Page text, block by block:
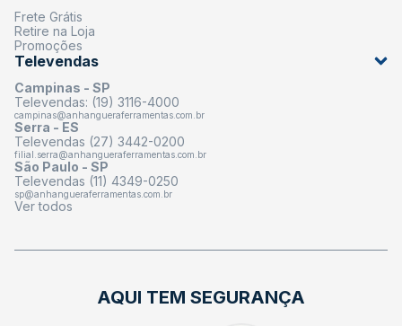
Frete Grátis
Retire na Loja
Promoções
Televendas
Campinas - SP
Televendas: (19) 3116-4000
campinas@anhangueraferramentas.com.br
Serra - ES
Televendas (27) 3442-0200
filial.serra@anhangueraferramentas.com.br
São Paulo - SP
Televendas (11) 4349-0250
sp@anhangueraferramentas.com.br
Ver todos
AQUI TEM SEGURANÇA